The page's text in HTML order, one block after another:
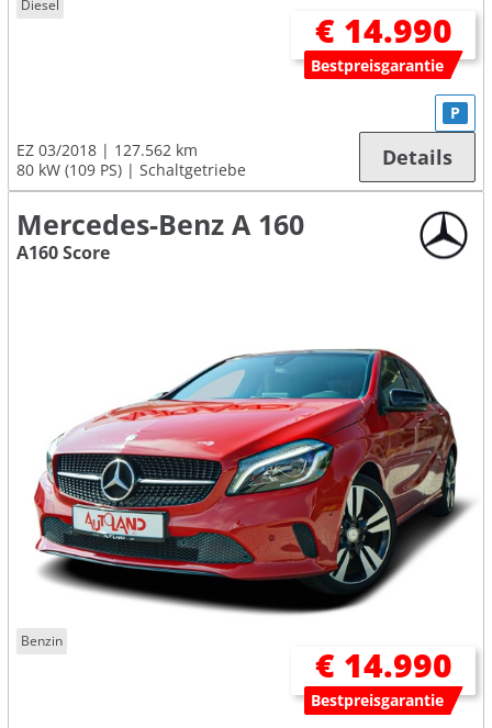
Diesel
€ 14.990
Bestpreisgarantie
EZ 03/2018
127.562 km
80 kW (109 PS)
Schaltgetriebe
P
Details
Mercedes-Benz A 160
A160 Score
Benzin
€ 14.990
Bestpreisgarantie